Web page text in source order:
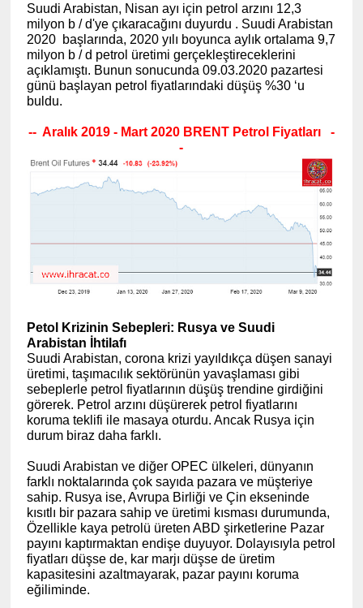
Suudi Arabistan, Nisan ayı için petrol arzını 12,3
milyon b / d'ye çıkaracağını duyurdu . Suudi Arabistan
2020 başlarında, 2020 yılı boyunca aylık ortalama 9,7
milyon b / d petrol üretimi gerçekleştireceklerini
açıklamıştı. Bunun sonucunda 09.03.2020 pazartesi
günü başlayan petrol fiyatlarındaki düşüş %30 ‘u
buldu.
-- Aralık 2019 - Mart 2020 BRENT Petrol Fiyatları -
-
Petol Krizinin Sebepleri: Rusya ve Suudi
Arabistan İhtilafı
Suudi Arabistan, corona krizi yayıldıkça düşen sanayi
üretimi, taşımacılık sektörünün yavaşlaması gibi
sebeplerle petrol fiyatlarının düşüş trendine girdiğini
görerek. Petrol arzını düşürerek petrol fiyatlarını
koruma teklifi ile masaya oturdu. Ancak Rusya için
durum biraz daha farklı.
Suudi Arabistan ve diğer OPEC ülkeleri, dünyanın
farklı noktalarında çok sayıda pazara ve müşteriye
sahip. Rusya ise, Avrupa Birliği ve Çin ekseninde
kısıtlı bir pazara sahip ve üretimi kısması durumunda,
Özellikle kaya petrolü üreten ABD şirketlerine Pazar
payını kaptırmaktan endişe duyuyor. Dolayısıyla petrol
fiyatları düşse de, kar marjı düşse de üretim
kapasitesini azaltmayarak, pazar payını koruma
eğiliminde.